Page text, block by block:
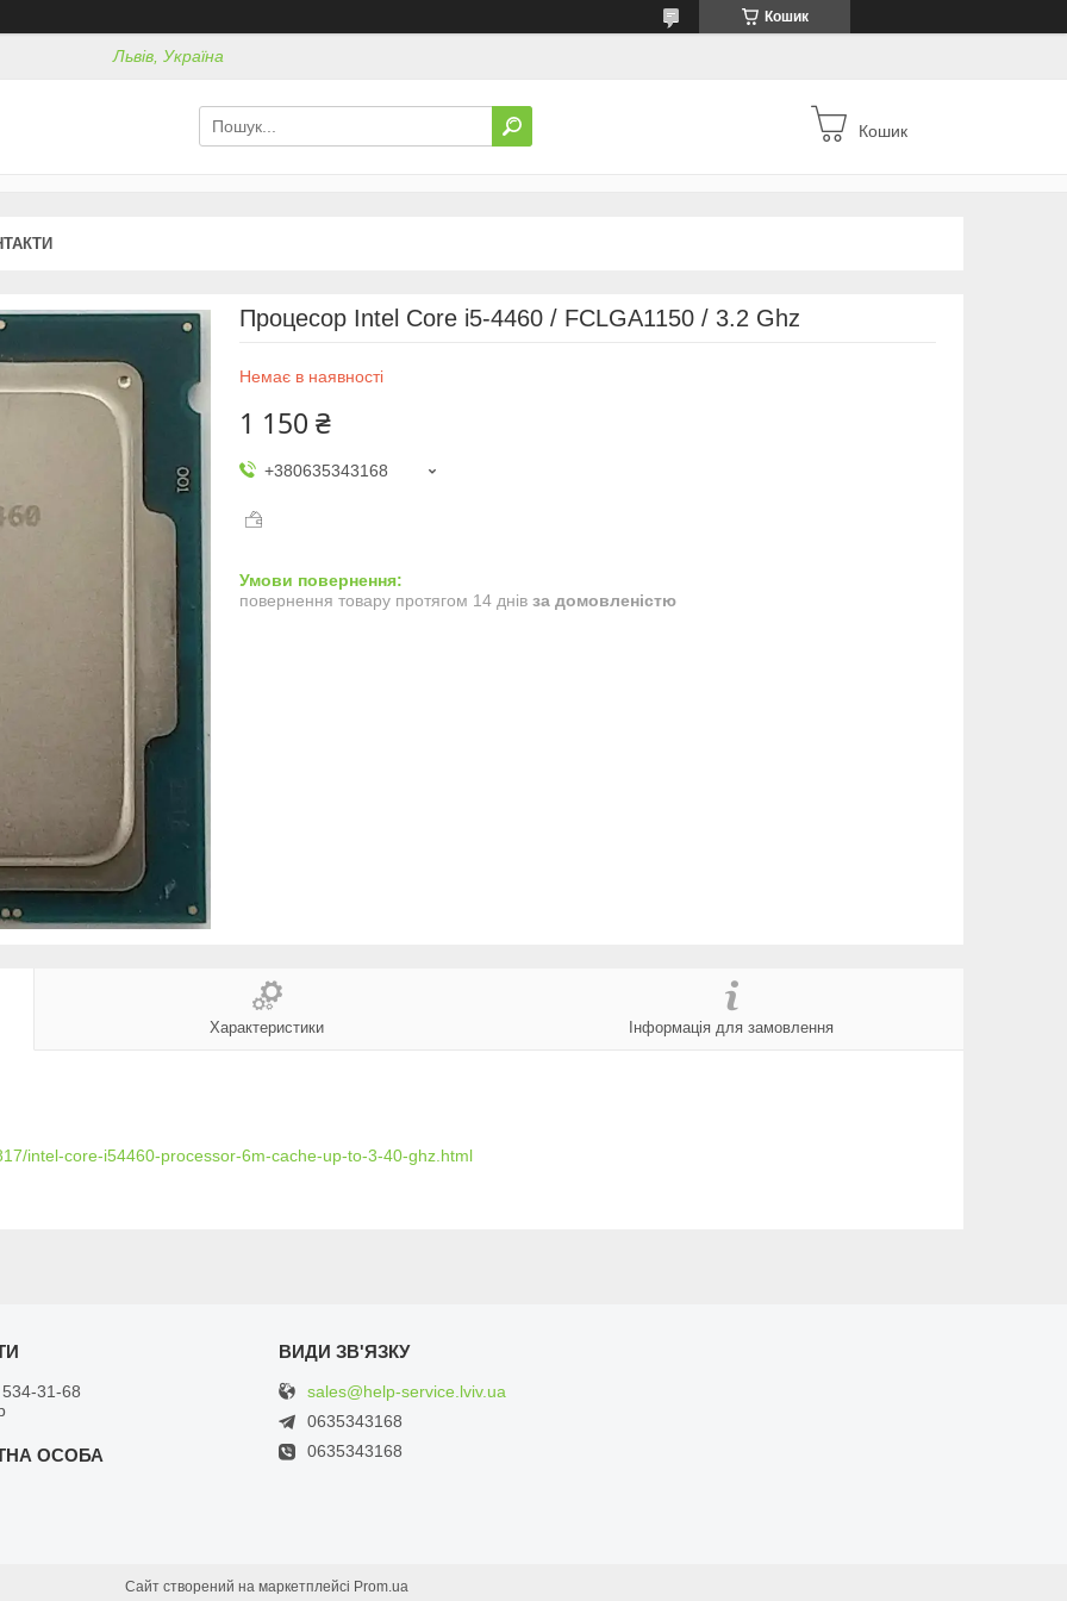
Кошик
Львів, Україна
Кошик
Процесор Intel Core i5-4460 / FCLGA1150 / 3.2 Ghz
Немає в наявності
1 150 ₴
+380635343168
повернення товару протягом 14 днів за домовленістю
Характеристики Інформація для замовлення
intel-core-i54460-processor-6m-cache-up-to-3-40-ghz.html
31-68
sales@help-service.lviv.ua
0635343168
0635343168
Сайт створений на маркетплейсі Prom.ua